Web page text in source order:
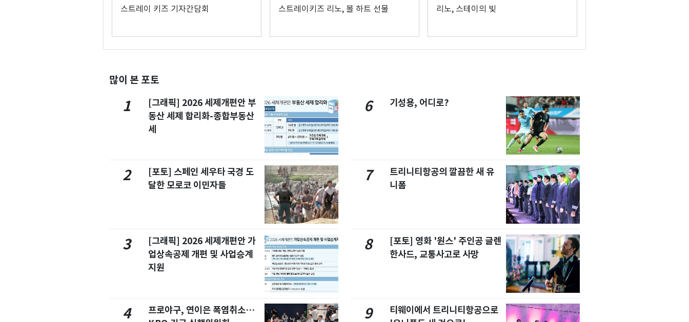
스트레이 키즈 기자간담회 스트레이키즈 리노, 볼 하트 선물 리노, 스테이의 빛
많이 본 포토
1
[그래픽] 2026 세제개편안 부
동산 세제 합리화-종합부동산
세
2
[포토] 스페인 세우타 국경 도
달한 모로코 이민자들
3
[그래픽] 2026 세제개편안 가
업상속공제 개편 및 사업승계
지원
4
프로야구, 연이은 폭염취소…
6 기성용, 어디로?
7
트리니티항공의 깔끔한 새 유
니폼
8
[포토] 영화 '원스' 주인공 글렌
한사드, 교통사고로 사망
9
티웨이에서 트리니티항공으로